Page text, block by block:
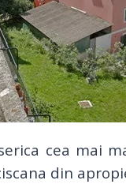
cea mai
din